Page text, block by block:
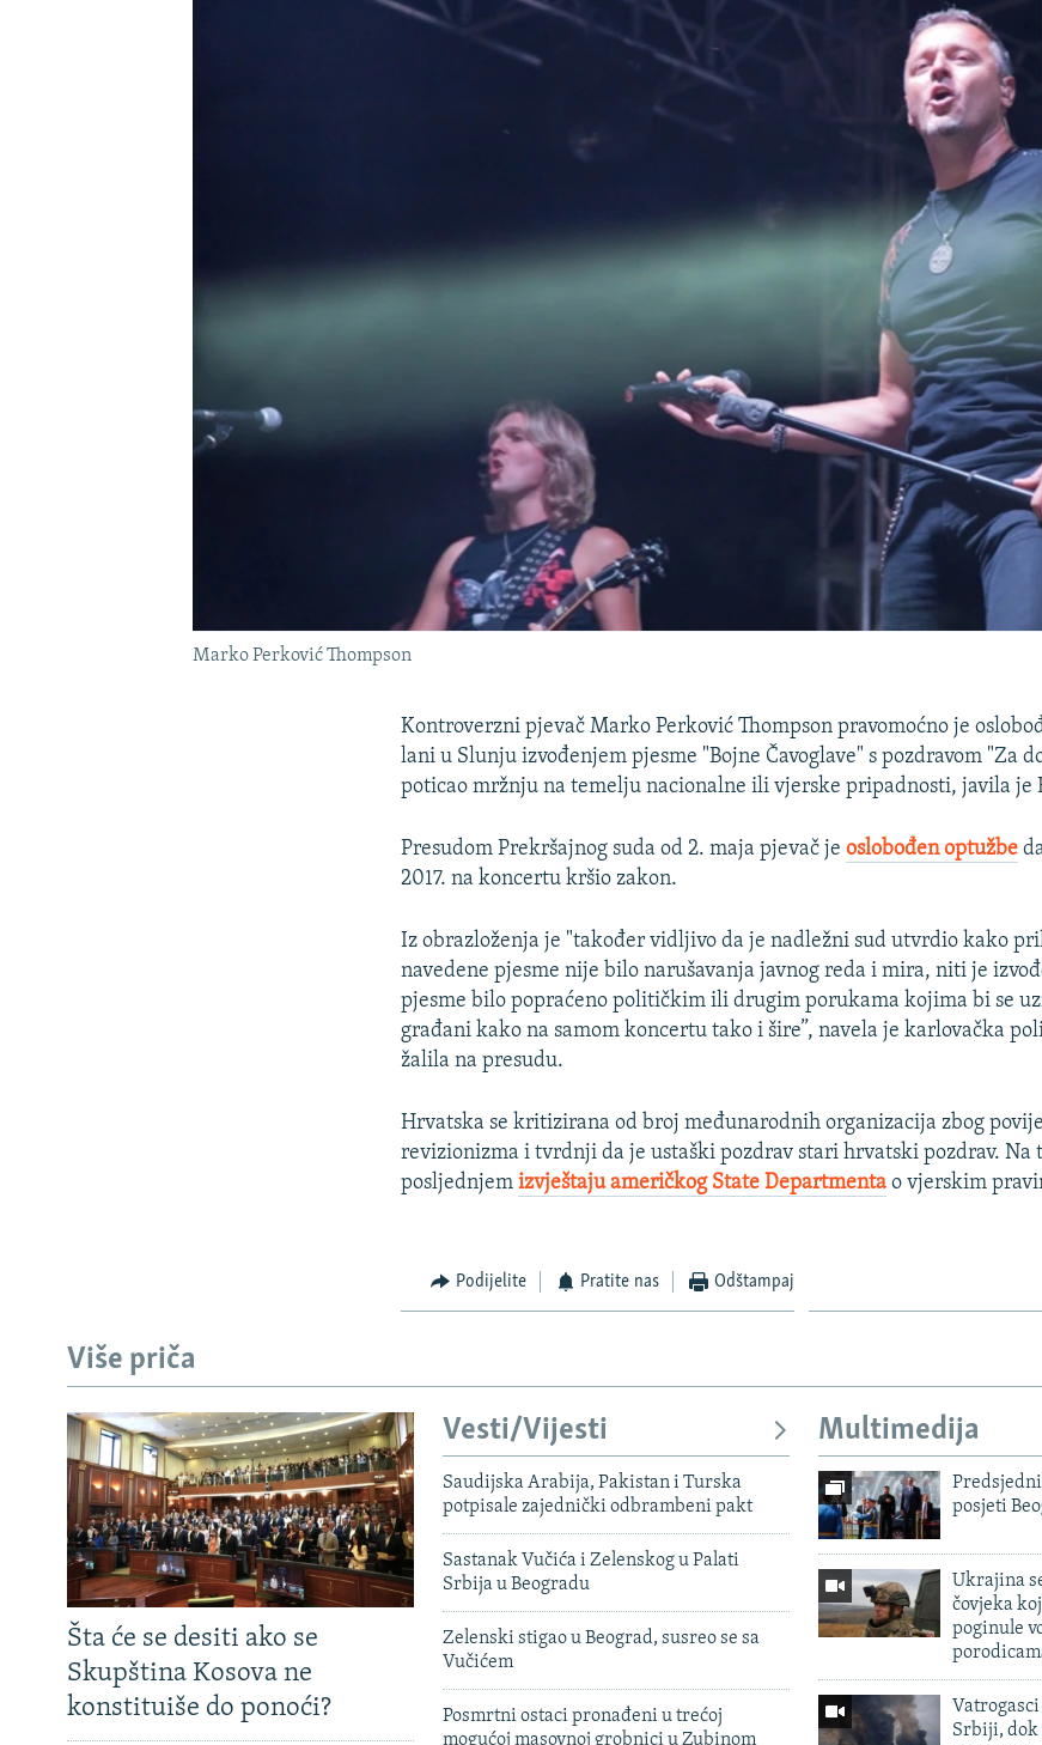
Marko Perković Thompson
Kontroverzni pjevač Marko Perković Thompson pravomoćno je
lani u Slunju izvođenjem pjesme "Bojne Čavoglave" s pozdravom "Za
poticao mržnju na temelju nacionalne ili vjerske pripadnosti, javila je
Presudom Prekršajnog suda od 2. maja pjevač jeoslobođen optužbe
2017. na koncertu kršio zakon.
Iz obrazloženja je "također vidljivo da je nadležni sud utvrdio kako
navedene pjesme nije bilo narušavanja javnog reda i mira, niti je
pjesme bilo popraćeno političkim ili drugim porukama kojima bi se
građani kako na samom koncertu tako i šire”, navela je karlovačka
žalila na presudu.
Hrvatska se kritizirana od broj međunarodnih organizacija zbog
revizionizma i tvrdnji da je ustaški pozdrav stari hrvatski pozdrav. Na
posljednjemizvještaju američkog State Departmenta o vjerskim
Podijelite Pratite nas Odštampaj
Više priča
Šta će se desiti ako se
Skupština Kosova ne
konstituiše do ponoći?
Vesti/Vijesti
Saudijska Arabija, Pakistan i Turska
potpisale zajednički odbrambeni pakt
Sastanak Vučića i Zelenskog u Palati
Srbija u Beogradu
Zelenski stigao u Beograd, susreo se sa
Vučićem
Posmrtni ostaci pronađeni u trećoj
mogućoj masovnoj grobnici u Zubinom
Multimedija
posjeti
Ukrajina
čovjeka
poginule
Vatrogasci
Srbiji, dok